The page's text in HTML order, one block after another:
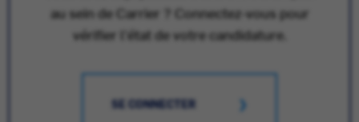
au sein de Carrier ? Connectez-vous pour
vérifier l'état de votre candidature.
SE CONNECTER